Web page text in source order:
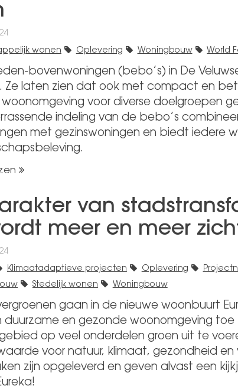
wonen Oplevering Woningbouw World
bovenwoningen (bebo’s) in De
Ze laten zien dat ook met compact en
voor diverse doelgroepen
indeling van de bebo’s
met gezinswoningen en biedt iedere
van
meer en meer
Klimaatadaptieve projecten Oplevering
Stedelijk wonen Woningbouw
gaan in de nieuwe woonbuurt
duurzame en gezonde woonomgeving
op veel onderdelen groen uit te
voor natuur, klimaat, gezondheid en
zijn opgeleverd en geven alvast een